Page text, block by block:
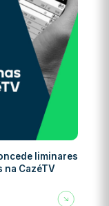
liminares
na CazéTV